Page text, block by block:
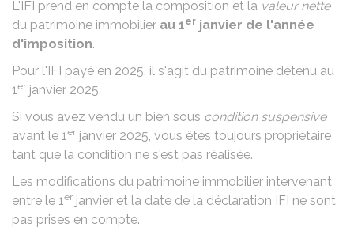
L'IFI prend en compte la composition et la valeur nette
du patrimoine immobilier au 1er janvier de l'année
d'imposition.
Pour l'IFI payé en 2025, il s'agit du patrimoine détenu au
1er janvier 2025.
Si vous avez vendu un bien sous condition suspensive
avant le 1er janvier 2025, vous êtes toujours propriétaire
tant que la condition ne s'est pas réalisée.
Les modifications du patrimoine immobilier intervenant
entre le 1er janvier et la date de la déclaration IFI ne sont
pas prises en compte.